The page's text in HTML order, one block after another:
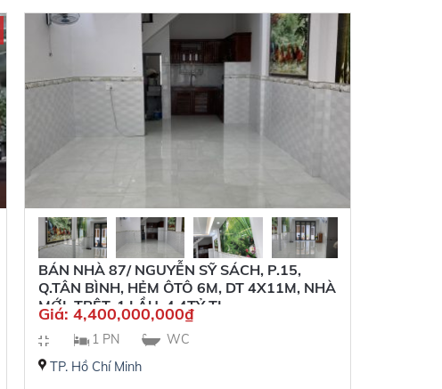
BÁN NHÀ 87/ NGUYỄN SỸ SÁCH, P.15,
Q.TÂN BÌNH, HẺM ÔTÔ 6M, DT 4X11M, NHÀ
MỚI, TRỆT, 1 LẦU, 4,4TỶ TL
Giá: 4,400,000,000₫
1 PN
WC
TP. Hồ Chí Minh